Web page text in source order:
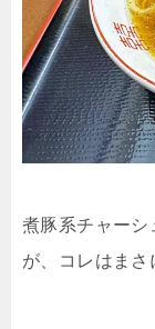
煮豚系チャーシ
が、コレはまさ